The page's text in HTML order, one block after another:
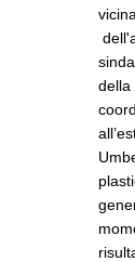
della